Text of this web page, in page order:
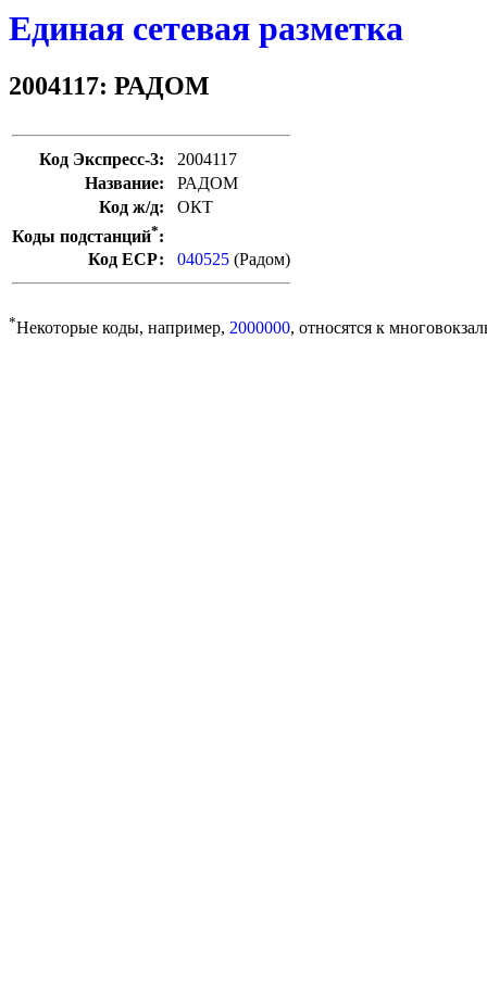
Единая сетевая разметка
2004117: РАДОМ
Код Экспресс-3:
2004117
Название:
РАДОМ
Код ж/д:
ОКТ
Коды подстанций*:
Код ЕСР:
040525 (Радом)
*Некоторые коды, например, 2000000, относятся к